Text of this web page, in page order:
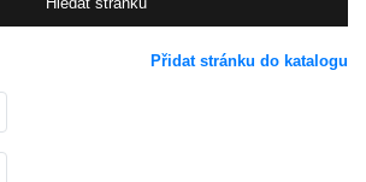
Přidat stránku do katalogu